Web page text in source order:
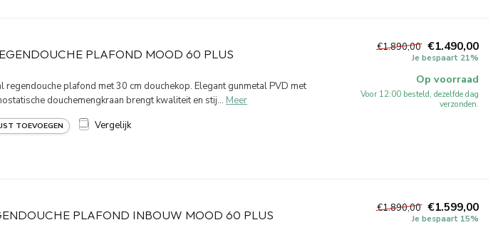
PLAFOND MOOD 60 PLUS
regendouche plafond met 30 cm douchekop. Elegant gunmetal PVD met
douchemengkraan brengt kwaliteit en stij... Meer
TOEVOEGEN Vergelijk
€1.890,00 €1.490,00
Je bespaart 21%
Op voorraad
Voor 12:00 besteld, dezelfde dag
verzonden.
PLAFOND INBOUW MOOD 60 PLUS €1.890,00 €1.599,00
Je bespaart 15%